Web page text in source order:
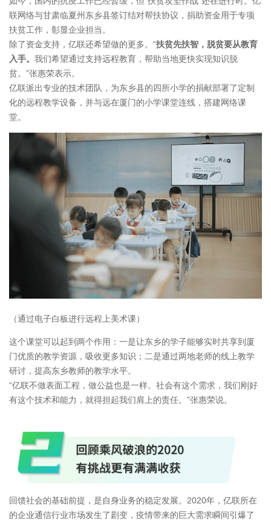
联网络与甘肃临夏州东乡县签订结对帮扶协议，捐助资金用于专项
扶贫工作，彰显企业担当。
除了资金支持，亿联还希望做的更多。“扶贫先扶智，脱贫要从教育
入手。 我们希望通过支持远程教育，帮助当地更快实现知识脱
贫。”张惠荣表示。
亿联派出专业的技术团队，为东乡县的四所小学的捐献部署了定制
化的远程教学设备，并与远在厦门的小学课堂连线，搭建网络课
堂。
（通过电子白板进行远程上美术课）
这个课堂可以起到两个作用：一是让东乡的学子能够实时共享到厦
门优质的教学资源，吸收更多知识；二是通过两地老师的线上教学
研讨，提高东乡教师的教学水平。
“亿联不做表面工程，做公益也是一样。社会有这个需求，我们刚好
有这个技术和能力，就得担起我们肩上的责任。”张惠荣说。
回馈社会的基础前提，是自身业务的稳定发展。2020年，亿联所在
的企业通信行业市场发生了剧变，疫情带来的巨大需求瞬间引爆了